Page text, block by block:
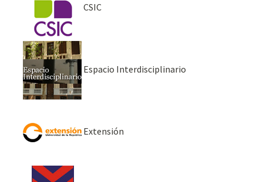
CSIC
Espacio Interdisciplinario
Extensión